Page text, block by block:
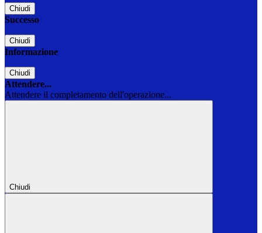
Chiudi
Successo
Chiudi
Informazione
Chiudi
Attendere...
Attendere il completamento dell'operazione...
Chiudi